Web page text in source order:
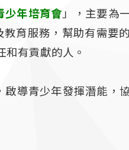
少年培育會」，主要為
育服務，幫助有需要
有貢獻的人。
導青少年發揮潛能，